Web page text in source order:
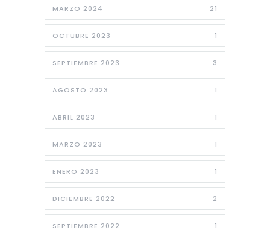
MARZO 2024 21
OCTUBRE 2023 1
SEPTIEMBRE 2023 3
AGOSTO 2023 1
ABRIL 2023 1
MARZO 2023 1
ENERO 2023 1
DICIEMBRE 2022 2
SEPTIEMBRE 2022 1